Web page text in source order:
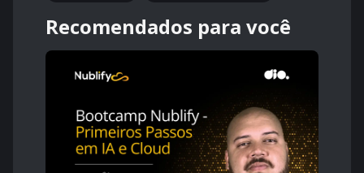
Recomendados para você